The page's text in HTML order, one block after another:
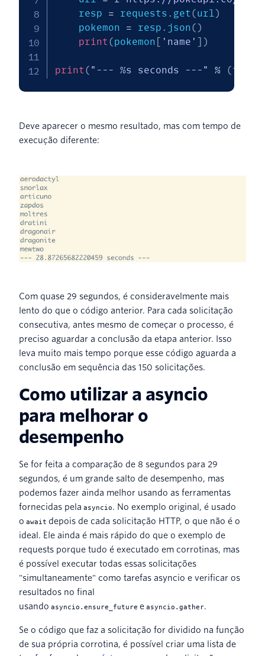
    resp
= requests . get (url)
    pokemon
= resp . json( )
print(pokemon [ 'name' ] )
print( "--- %s seconds ---" % (time
Deve aparecer o mesmo resultado, mas com tempo de
execução diferente:
Com quase 29 segundos, é consideravelmente mais
lento do que o código anterior. Para cada solicitação
consecutiva, antes mesmo de começar o processo, é
preciso aguardar a conclusão da etapa anterior. Isso
leva muito mais tempo porque esse código aguarda a
conclusão em sequência das 150 solicitações.
Como utilizar a asyncio
para melhorar o
desempenho
Se for feita a comparação de 8 segundos para 29
segundos, é um grande salto de desempenho, mas
podemos fazer ainda melhor usando as ferramentas
fornecidas pela asyncio. No exemplo original, é usado
o await depois de cada solicitação HTTP, o que não é o
ideal. Ele ainda é mais rápido do que o exemplo de
requests porque tudo é executado em corrotinas, mas
é possível executar todas essas solicitações
"simultaneamente" como tarefas asyncio e verificar os
resultados no final
usando asyncio.ensure_future e asyncio.gather.
Se o código que faz a solicitação for dividido na função
de sua própria corrotina, é possível criar uma lista de